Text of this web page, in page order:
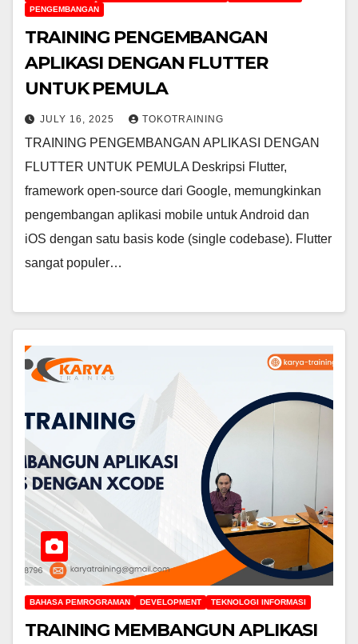
PENGEMBANGAN
TRAINING PENGEMBANGAN
APLIKASI DENGAN FLUTTER
UNTUK PEMULA
JULY 16, 2025 TOKOTRAINING
TRAINING PENGEMBANGAN APLIKASI DENGAN
FLUTTER UNTUK PEMULA Deskripsi Flutter,
framework open-source dari Google, memungkinkan
pengembangan aplikasi mobile untuk Android dan
iOS dengan satu basis kode (single codebase). Flutter
sangat populer…
BAHASA PEMROGRAMAN DEVELOPMENT TEKNOLOGI INFORMASI
TRAINING MEMBANGUN APLIKASI